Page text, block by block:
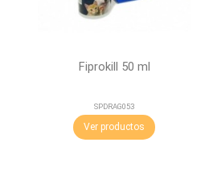
Fiprokill 50 ml
SPDRAG053
Ver productos